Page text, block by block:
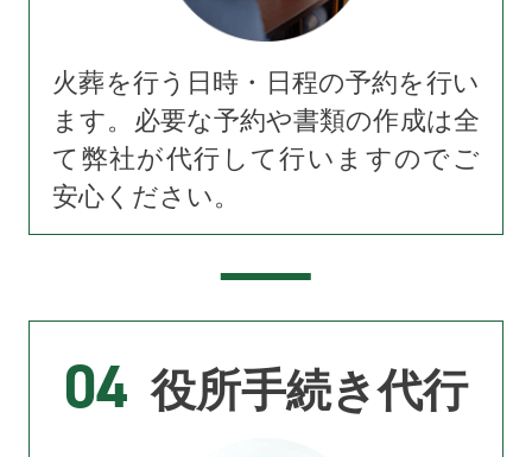
火葬を行う日時・日程の予約を行い
ます。必要な予約や書類の作成は全
て弊社が代行して行いますのでご
安心ください。
04 役所手続き代行